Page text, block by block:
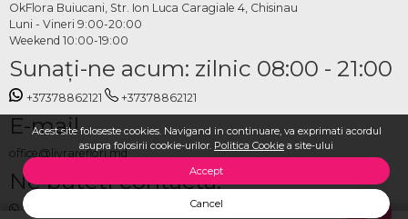
Acest site foloseste cookies. Navigand in continuare, va exprimati acordul
asupra folosirii cookie-urilor. Politica Cookie a site-ului
Accept
Cancel
OkFlora Buiucani, Str. Ion Luca Caragiale 4, Chisinau
Luni - Vineri 9:00-20:00
Weekend 10:00-19:00
Sunaţi-ne acum: zilnic 08:00 - 21:00
+37378862121 +37378862121
E-mail
office@livrareflori.md
Ne puteți contacta:
whatsapp